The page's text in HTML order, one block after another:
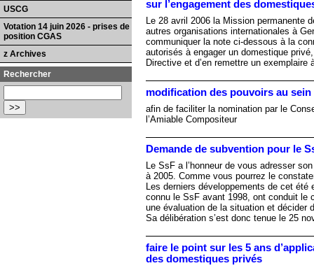
sur l’engagement des
Le 28 avril 2006 la Mission permanente
autres organisations internationales à
communiquer la note ci-dessous à la
autorisés à engager un domestique
Directive et d’en remettre un exemplaire
modification des pouvoirs au sein
afin de faciliter la nomination par le
l’Amiable Compositeur
Demande de subvention pour le
Le SsF a l’honneur de vous adresser
à 2005. Comme vous pourrez le
Les derniers développements de cet été
connu le SsF avant 1998, ont conduit le
une évaluation de la situation et décider
Sa délibération s’est donc tenue le 25
faire le point sur les 5 ans
des domestiques privés
USCG
Votation 14 juin 2026 - prises de
position CGAS
z Archives
Rechercher